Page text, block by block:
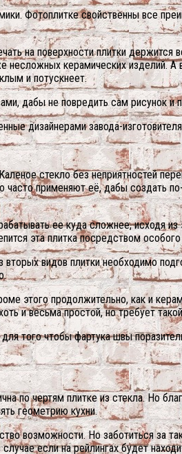
Фотоплитке свойственны все
на поверхности плитки
керамических изделий. А
и потускнеет.
дабы не повредить сам рисунок и
дизайнерами завода-
стекло без неприятностей
часто применяют её, дабы создать
ее куда сложнее, исходя
эта плитка посредством
видов плитки необходимо
этого продолжительно, как и
и весьма простой, но требует
того чтобы фартука швы
по чертям плитке из стекла. Но
геометрию кухни.
возможности. Но заботиться за
если на рейлингах будет